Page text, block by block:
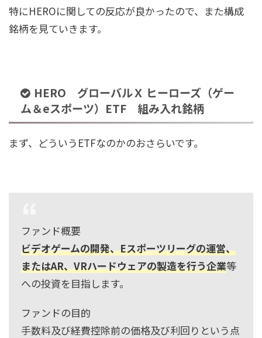
特にHEROに関しての反応が良かったので、また構成
銘柄を見ていきます。
HERO グローバルＸ ヒーローズ（ゲー
ム＆eスポーツ）ETF 組み入れ銘柄
まず、どういうETFなのかのおさらいです。
ファンド概要
ビデオゲームの開発、Eスポーツリーグの運営、
またはAR、VRハードウェアの製造を行う企業等
への投資を目指します。
ファンドの目的
手数料及び経費控除前の価格及び利回りという点